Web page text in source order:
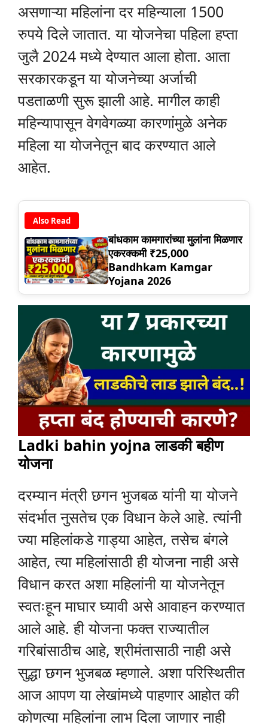
असणाऱ्या महिलांना दर महिन्याला 1500
रुपये दिले जातात. या योजनेचा पहिला हप्ता
जुलै 2024 मध्ये देण्यात आला होता. आता
सरकारकडून या योजनेच्या अर्जाची
पडताळणी सुरू झाली आहे. मागील काही
महिन्यापासून वेगवेगळ्या कारणांमुळे अनेक
महिला या योजनेतून बाद करण्यात आले
आहेत.
Also Read
बांधकाम कामगारांच्या मुलांना मिळणार
एकरक्कमी ₹25,000
Bandhkam Kamgar
Yojana 2026
Ladki bahin yojna लाडकी बहीण
योजना
दरम्यान मंत्री छगन भुजबळ यांनी या योजने
संदर्भात नुसतेच एक विधान केले आहे. त्यांनी
ज्या महिलांकडे गाड्या आहेत, तसेच बंगले
आहेत, त्या महिलांसाठी ही योजना नाही असे
विधान करत अशा महिलांनी या योजनेतून
स्वतःहून माघार घ्यावी असे आवाहन करण्यात
आले आहे. ही योजना फक्त राज्यातील
गरिबांसाठीच आहे, श्रीमंतासाठी नाही असे
सुद्धा छगन भुजबळ म्हणाले. अशा परिस्थितीत
आज आपण या लेखांमध्ये पाहणार आहोत की
कोणत्या महिलांना लाभ दिला जाणार नाही